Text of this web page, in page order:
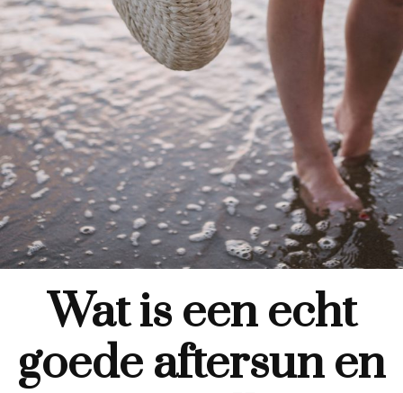
Wat is een echt
goede aftersun en